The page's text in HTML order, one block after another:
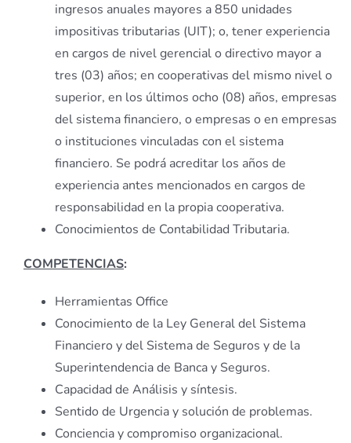
ingresos anuales mayores a 850 unidades
impositivas tributarias (UIT); o, tener experiencia
en cargos de nivel gerencial o directivo mayor a
tres (03) años; en cooperativas del mismo nivel o
superior, en los últimos ocho (08) años, empresas
del sistema financiero, o empresas o en empresas
o instituciones vinculadas con el sistema
financiero. Se podrá acreditar los años de
experiencia antes mencionados en cargos de
responsabilidad en la propia cooperativa.
Conocimientos de Contabilidad Tributaria.
COMPETENCIAS:
Herramientas Office
Conocimiento de la Ley General del Sistema
Financiero y del Sistema de Seguros y de la
Superintendencia de Banca y Seguros.
Capacidad de Análisis y síntesis.
Sentido de Urgencia y solución de problemas.
Conciencia y compromiso organizacional.